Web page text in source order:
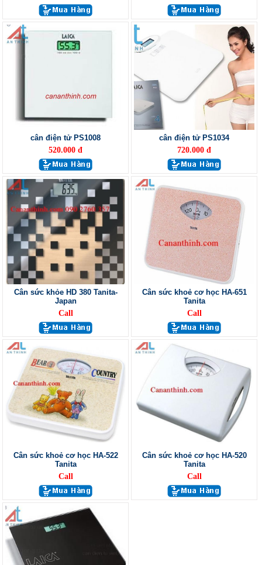
cân điện tử PS1008
520.000 đ
cân điện tử PS1034
720.000 đ
Cân sức khỏe HD 380 Tanita-
Japan
Call
Cân sức khoẻ cơ học HA-651
Tanita
Call
Cân sức khoẻ cơ học HA-522
Tanita
Call
Cân sức khoẻ cơ học HA-520
Tanita
Call